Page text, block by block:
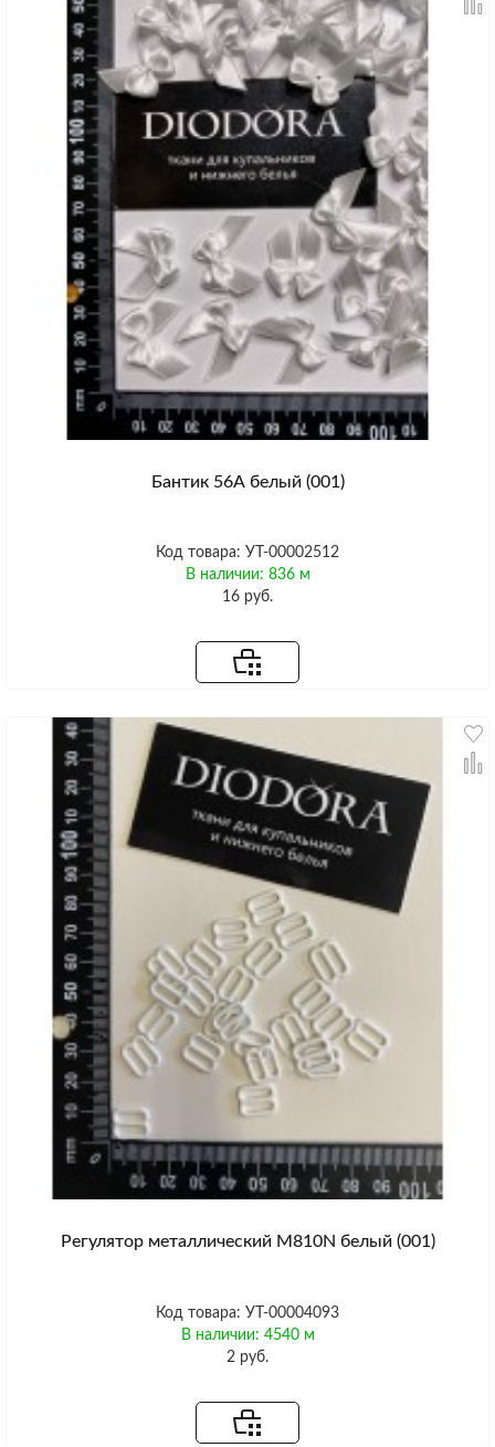
Бантик 56А белый (001)
Код товара: УТ-00002512
В наличии: 836 м
16 руб.
Регулятор металлический M810N белый (001)
Код товара: УТ-00004093
В наличии: 4540 м
2 руб.